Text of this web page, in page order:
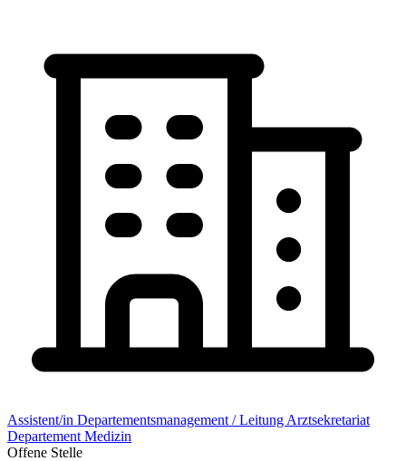
Assistent/in Departementsmanagement / Leitung Arztsekretariat
Departement Medizin
Offene Stelle